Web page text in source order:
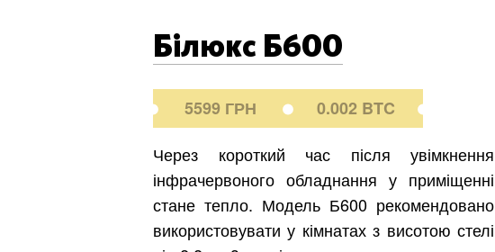
Білюкс Б600
5599 ГРН
0.002 BTC
Через короткий час після увімкнення
інфрачервоного обладнання у приміщенні
стане тепло. Модель Б600 рекомендовано
використовувати у кімнатах з висотою стелі